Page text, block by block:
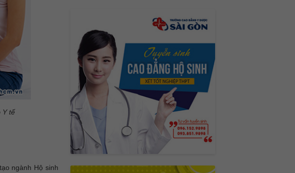
Y tế
ngành Hộ sinh